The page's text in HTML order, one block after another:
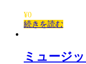
¥0
続きを読む
ミュージ